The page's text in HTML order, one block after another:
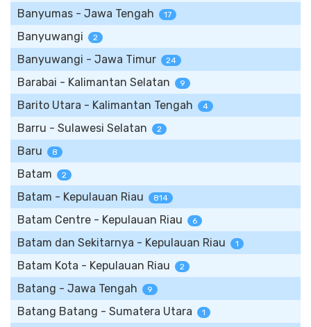
Banyumas - Jawa Tengah 17
Banyuwangi 2
Banyuwangi - Jawa Timur 24
Barabai - Kalimantan Selatan 9
Barito Utara - Kalimantan Tengah 4
Barru - Sulawesi Selatan 2
Baru 8
Batam 2
Batam - Kepulauan Riau 814
Batam Centre - Kepulauan Riau 6
Batam dan Sekitarnya - Kepulauan Riau 1
Batam Kota - Kepulauan Riau 2
Batang - Jawa Tengah 9
Batang Batang - Sumatera Utara 1